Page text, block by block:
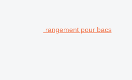
rangement pour bacs